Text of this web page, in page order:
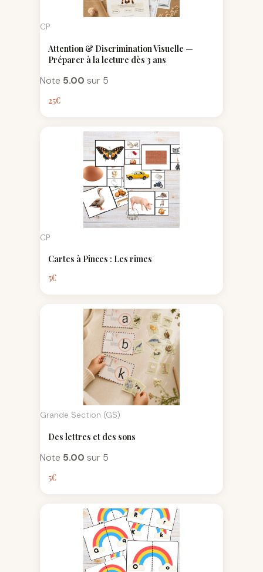
CP
Attention & Discrimination Visuelle —
Préparer à la lecture dès 3 ans
Note 5.00 sur 5
25€
CP
Cartes à Pinces : Les rimes
5€
Grande Section (GS)
Des lettres et des sons
Note 5.00 sur 5
5€